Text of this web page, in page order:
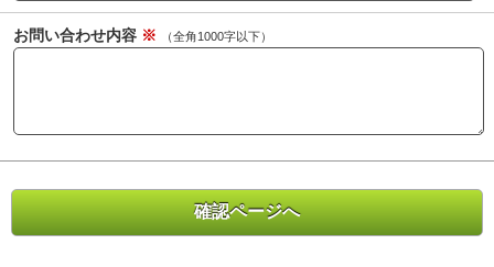
お問い合わせ内容 ※ （全角1000字以下）